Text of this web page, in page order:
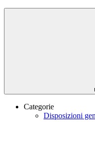
Categorie
Disposizioni